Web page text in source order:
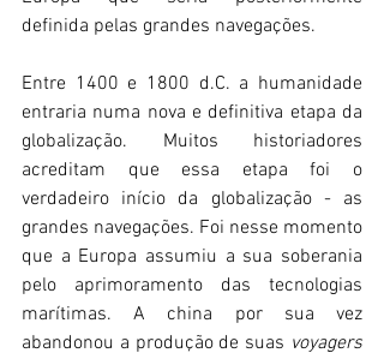
definida pelas grandes navegações.
Entre 1400 e 1800 d.C. a humanidade
entraria numa nova e definitiva etapa da
globalização. Muitos historiadores
acreditam que essa etapa foi o
verdadeiro início da globalização - as
grandes navegações. Foi nesse momento
que a Europa assumiu a sua soberania
pelo aprimoramento das tecnologias
marítimas. A china por sua vez
abandonou a produção de suas